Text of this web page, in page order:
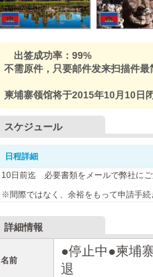
出签成功率：99%
不需原件，只要邮件发来扫描件最
柬埔寨领馆将于2015年10月10日
スケジュール
日程詳細
10日前迄 必要書類をメールで弊社に
※間際ではなく、余裕をもって申請手
詳細情報
名前
●停止中●柬埔
退